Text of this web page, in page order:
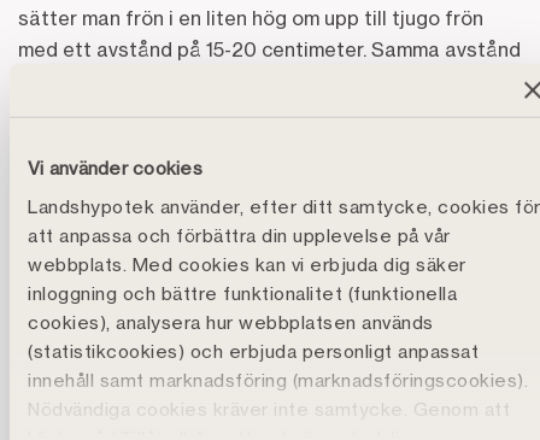
Vi använder cookies
Landshypotek använder, efter ditt samtycke, cookies för
att anpassa och förbättra din upplevelse på vår
webbplats. Med cookies kan vi erbjuda dig säker
inloggning och bättre funktionalitet (funktionella
cookies), analysera hur webbplatsen används
(statistikcookies) och erbjuda personligt anpassat
innehåll samt marknadsföring (marknadsföringscookies).
Nödvändiga cookies kräver inte samtycke. Genom att
sätter man frön i en liten hög om upp till tjugo frön
med ett avstånd på 15-20 centimeter. Samma avstånd
höga. När du skördar kan du lämna en del för att
plantan ska klara sig och så att det kommer upp nya
strån.
Om du låter gräslöken växa fritt får den vackra lila
blommor, som även de är ätliga. Varför inte dekorera
maten med dem? Tänk dock på att plantan
producerar mindre blad när den fokuserar på att
blomma, och blomstjälkarna är inte lika goda att äta